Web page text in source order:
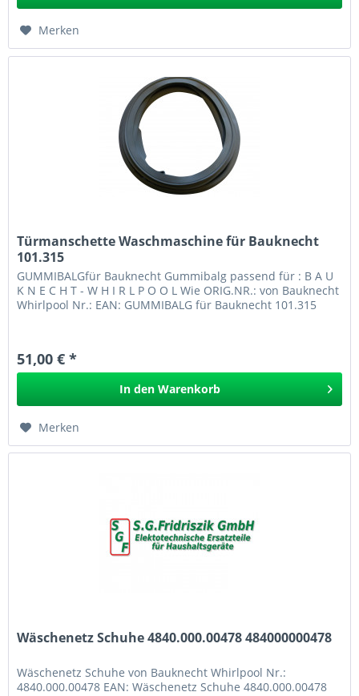
Merken
Türmanschette Waschmaschine für Bauknecht
101.315
GUMMIBALGfür Bauknecht Gummibalg passend für : B A U
K N E C H T - W H I R L P O O L Wie ORIG.NR.: von Bauknecht
Whirlpool Nr.: EAN: GUMMIBALG für Bauknecht 101.315
51,00 € *
In den Warenkorb
Merken
Wäschenetz Schuhe 4840.000.00478 484000000478
Wäschenetz Schuhe von Bauknecht Whirlpool Nr.:
4840.000.00478 EAN: Wäschenetz Schuhe 4840.000.00478